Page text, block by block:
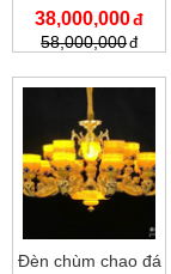
38,000,000
58,000,000
Đèn chùm chao đá